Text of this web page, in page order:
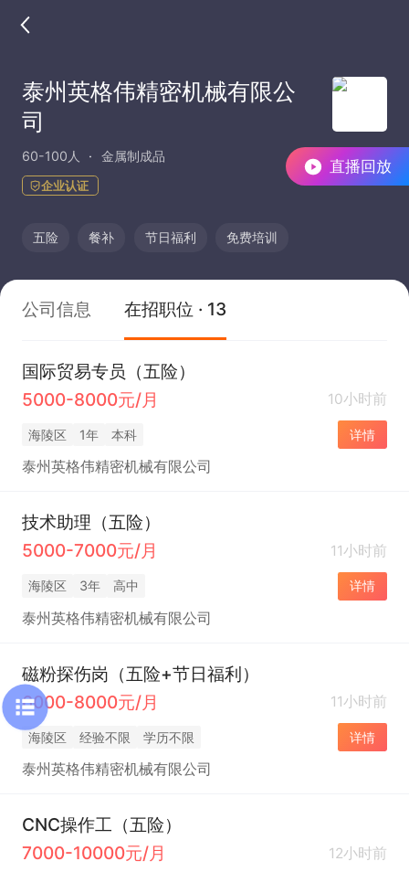
直播回放
泰州英格伟精密机械有限公
司
60-100人 金属制成品
企业认证
五险 餐补 节日福利 免费培训
公司信息 在招职位 · 13
国际贸易专员（五险）
5000-8000元/月
10小时前
海陵区 1年 本科 详情
泰州英格伟精密机械有限公司
技术助理（五险）
5000-7000元/月
11小时前
海陵区 3年 高中 详情
泰州英格伟精密机械有限公司
磁粉探伤岗（五险+节日福利）
6000-8000元/月
11小时前
海陵区 经验不限 学历不限 详情
泰州英格伟精密机械有限公司
CNC操作工（五险）
7000-10000元/月
12小时前